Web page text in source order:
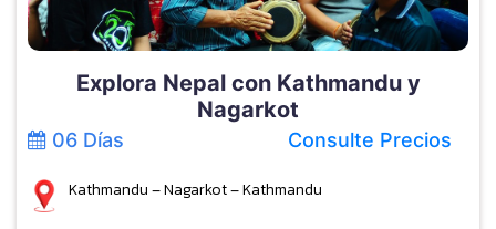
Explora Nepal con Kathmandu y
Nagarkot
06 Días Consulte Precios
Kathmandu – Nagarkot – Kathmandu